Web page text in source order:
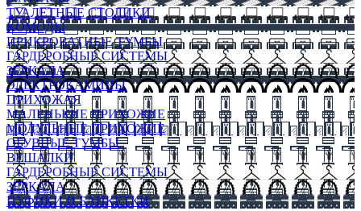
ТУАЛЕТНЫЕ СТОЛИКИ
КОМОДЫ
ПРИКРОВАТНЫЕ ТУМБЫ
ГАРДЕРОБНЫЕ СИСТЕМЫ
ЗЕРКАЛА
ЭЛЕКТРОКАМИНЫ
ПРИХОЖАЯ
МАЛЕНЬКИЕ ПРИХОЖИЕ
МОДУЛЬНЫЕ ПРИХОЖИЕ
ОБУВНЫЕ ТУМБЫ
ВЕШАЛКИ
ГАРДЕРОБНЫЕ СИСТЕМЫ
ЗЕРКАЛА
ПУФИКИ И БАНКЕТКИ